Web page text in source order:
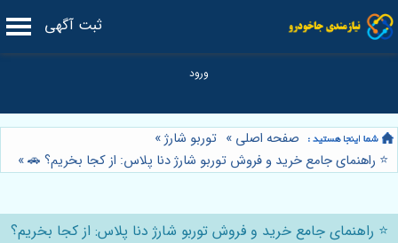
ثبت آگهی
صفحه اصلی » توربو شارژ»
⭐️ راهنمای جامع خرید و فروش توربو شارژ دنا پلاس: از کجا بخریم؟ 🚗»
⭐️ راهنمای جامع خرید و فروش توربو شارژ دنا پلاس: از کجا بخریم؟